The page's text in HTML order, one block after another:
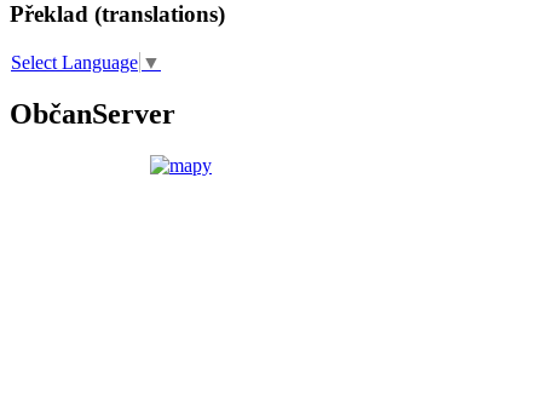
Překlad (translations)
Select Language ▼
ObčanServer